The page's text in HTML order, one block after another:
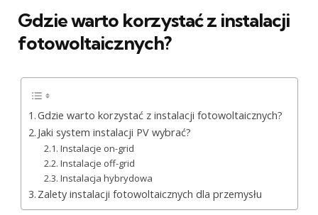
Gdzie warto korzystać z instalacji
fotowoltaicznych?
Gdzie warto korzystać z instalacji fotowoltaicznych?
Jaki system instalacji PV wybrać?
Instalacje on-grid
Instalacje off-grid
Instalacja hybrydowa
Zalety instalacji fotowoltaicznych dla przemysłu